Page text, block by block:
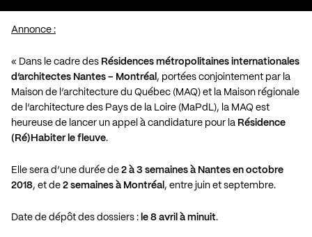
Annonce :
« Dans le cadre des Résidences métropolitaines internationales
d’architectes Nantes – Montréal , portées conjointement par la
Maison de l’architecture du Québec (MAQ) et la Maison régionale
de l’architecture des Pays de la Loire (MaPdL), la MAQ est
heureuse de lancer un appel à candidature pour la Résidence
(Ré)Habiter le fleuve.
Elle sera d’une durée de 2 à 3 semaines à Nantes en octobre
2018, et de 2 semaines à Montréal , entre juin et septembre.
Date de dépôt des dossiers : le 8 avril à minuit.